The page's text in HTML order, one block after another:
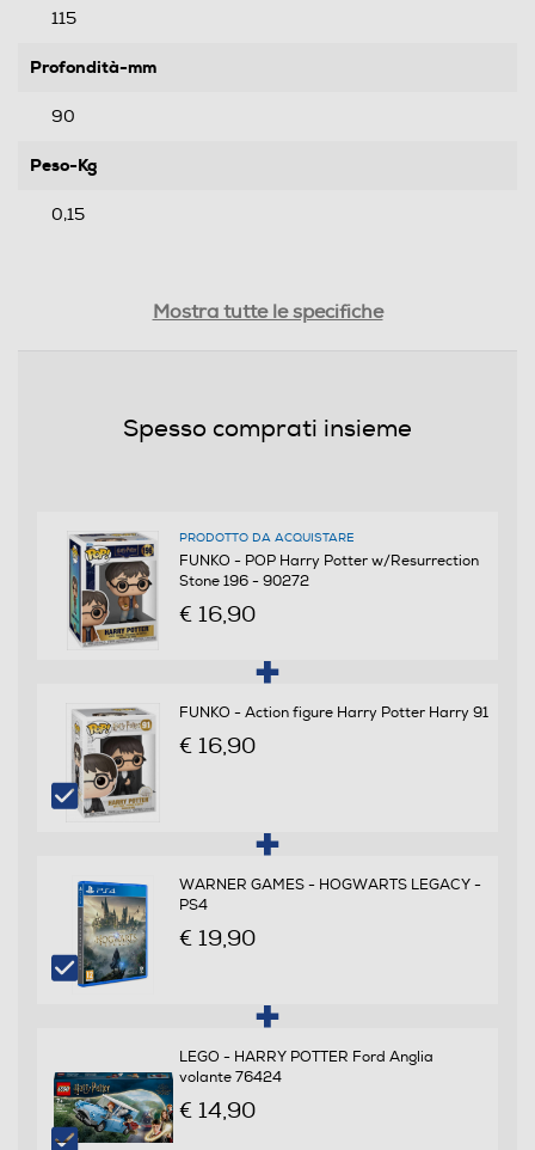
115
Profondità-mm
90
Peso-Kg
0,15
Mostra tutte le specifiche
Spesso comprati insieme
PRODOTTO DA ACQUISTARE
FUNKO - POP Harry Potter w/Resurrection
Stone 196 - 90272
€ 16,90
FUNKO - Action figure Harry Potter Harry 91
€ 16,90
WARNER GAMES - HOGWARTS LEGACY -
PS4
€ 19,90
LEGO - HARRY POTTER Ford Anglia
volante 76424
€ 14,90